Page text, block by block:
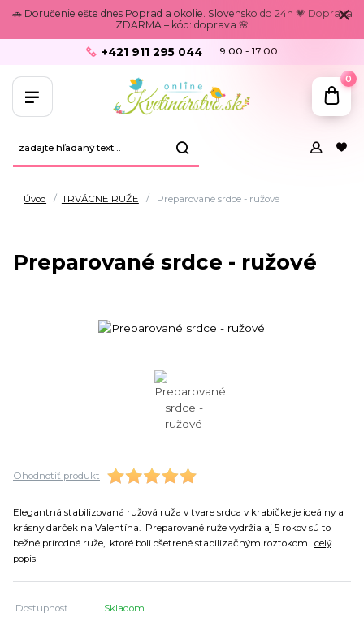
🚗 Doručenie ešte dnes Poprad a okolie. Slovensko do 24h 💗 Doprava
ZDARMA – kód: doprava 🌸
+421 911 295 044 9:00 - 17:00
0
Úvod TRVÁCNE RUŽE Preparované srdce - ružové
Preparované srdce - ružové
Ohodnotiť produkt
Elegantná stabilizovaná ružová ruža v tvare srdca v krabičke je ideálny a
krásny darček na Valentína. Preparované ruže vydržia aj 5 rokov sú to
bežné prírodné ruže, ktoré boli ošetrené stabilizačným roztokom. celý
popis
Dostupnosť Skladom